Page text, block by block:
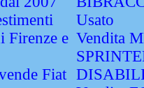
Firenze e
Fiat
Usato
Vendita